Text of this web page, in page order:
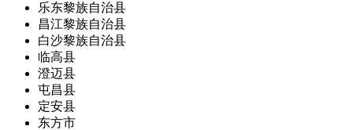
乐东黎族自治县
昌江黎族自治县
白沙黎族自治县
临高县
澄迈县
屯昌县
定安县
东方市